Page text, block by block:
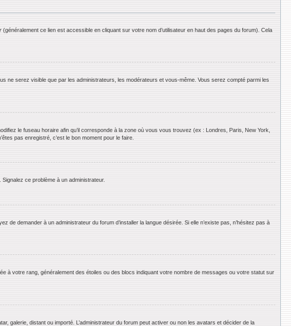
(généralement ce lien est accessible en cliquant sur votre nom d’utilisateur en haut des pages du forum). Cela
ne serez visible que par les administrateurs, les modérateurs et vous-même. Vous serez compté parmi les
le fuseau horaire afin qu’il corresponde à la zone où vous vous trouvez (ex : Londres, Paris, New York,
pas enregistré, c’est le bon moment pour le faire.
ce problème à un administrateur.
de demander à un administrateur du forum d’installer la langue désirée. Si elle n’existe pas, n’hésitez pas à
à votre rang, généralement des étoiles ou des blocs indiquant votre nombre de messages ou votre statut sur
galerie, distant ou importé. L’administrateur du forum peut activer ou non les avatars et décider de la